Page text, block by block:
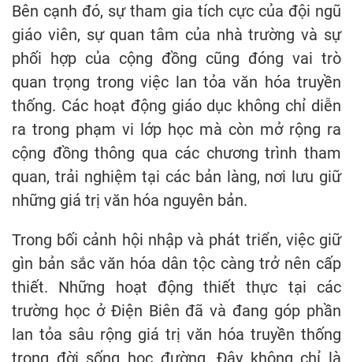
Bên cạnh đó, sự tham gia tích cực của đội ngũ
giáo viên, sự quan tâm của nhà trường và sự
phối hợp của cộng đồng cũng đóng vai trò
quan trọng trong việc lan tỏa văn hóa truyền
thống. Các hoạt động giáo dục không chỉ diễn
ra trong phạm vi lớp học mà còn mở rộng ra
cộng đồng thông qua các chương trình tham
quan, trải nghiệm tại các bản làng, nơi lưu giữ
những giá trị văn hóa nguyên bản.
Trong bối cảnh hội nhập và phát triển, việc giữ
gìn bản sắc văn hóa dân tộc càng trở nên cấp
thiết. Những hoạt động thiết thực tại các
trường học ở Điện Biên đã và đang góp phần
lan tỏa sâu rộng giá trị văn hóa truyền thống
trong đời sống học đường. Đây không chỉ là